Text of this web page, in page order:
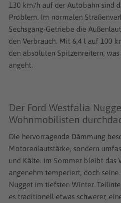
130 km/h auf der Autobahn sind
Problem. Im normalen
Sechsgang-Getriebe die
den Verbrauch. Mit 6,4 l auf 100
den absoluten Spitzenreitern,
angeht.
Der Ford Westfalia
Wohnmobilisten
Die hervorragende Dämmung
Motorenlautstärke, sondern
und Kälte. Im Sommer bleibt das
angenehm temperiert, doch
Nugget im tiefsten Winter.
es traditionell etwas schwerer,